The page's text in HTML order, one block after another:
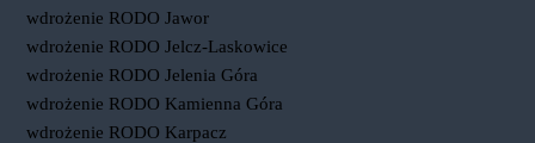
wdrożenie RODO Jawor
wdrożenie RODO Jelcz-Laskowice
wdrożenie RODO Jelenia Góra
wdrożenie RODO Kamienna Góra
wdrożenie RODO Karpacz